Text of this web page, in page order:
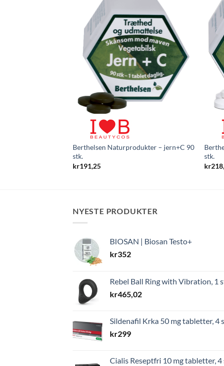
Berthelsen Naturprodukter – jern+C 90
stk.
kr191,25
stk.
kr
NYESTE PRODUKTER
BIOSAN | Biosan Testo+
kr352
Rebel Ball Ring with Vibration, 1
kr465,02
Sildenafil Krka 50 mg tabletter, 4
kr299
Cialis Reseptfri 10 mg tabletter, 4